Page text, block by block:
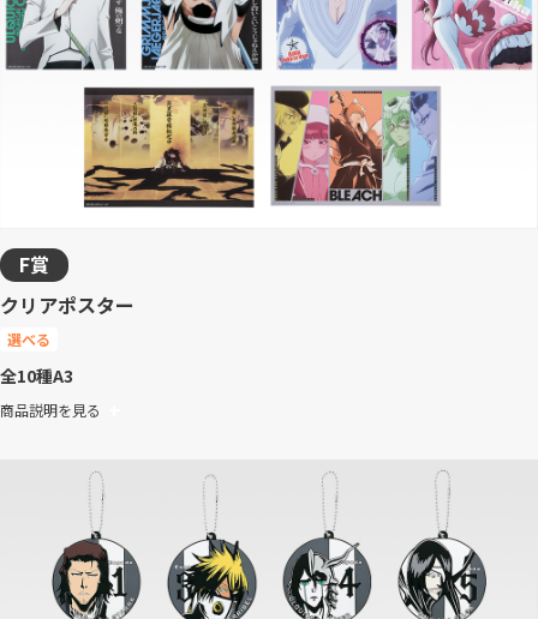
F賞
クリアポスター
選べる
全10種A3
商品説明を見る